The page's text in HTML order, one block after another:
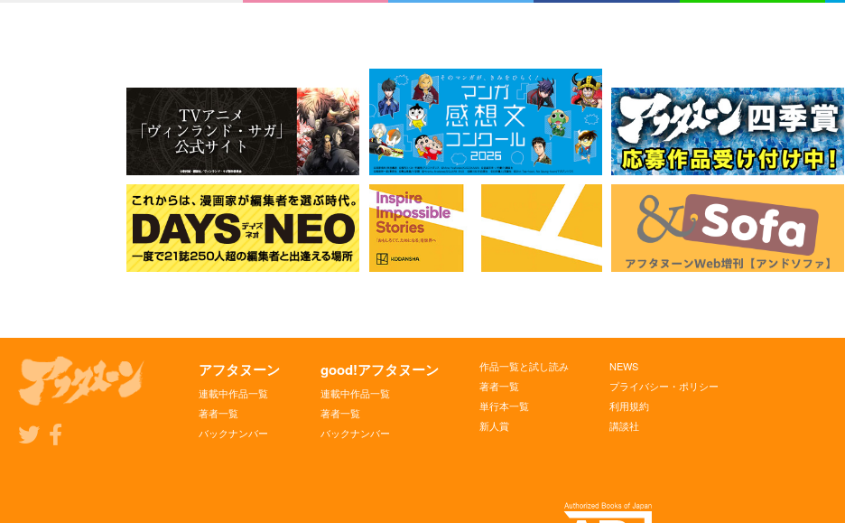
アフタヌーン
連載中作品一覧
著者一覧
バックナンバー
good!アフタヌーン
連載中作品一覧
著者一覧
バックナンバー
作品一覧と試し読み
著者一覧
単行本一覧
新人賞
NEWS
プライバシー・ポリシー
利用規約
講談社